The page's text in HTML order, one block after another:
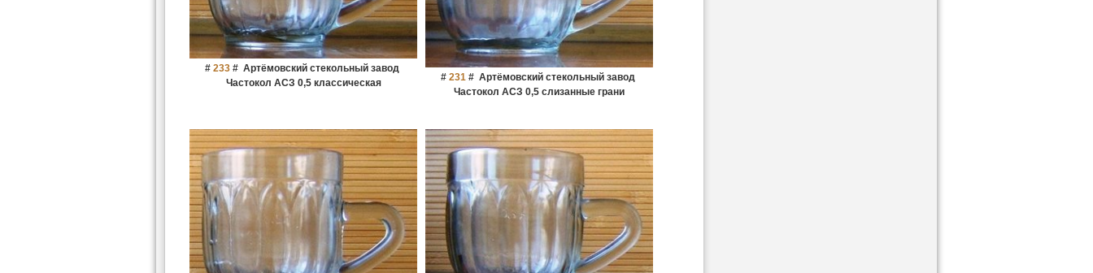
# 233 # Артёмовский стекольный завод
Частокол АСЗ 0,5 классическая
# 231 # Артёмовский стекольный завод
Частокол АСЗ 0,5 слизанные грани